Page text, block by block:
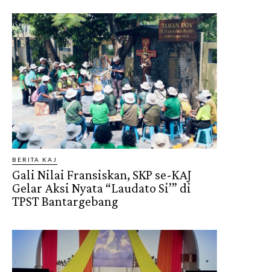
BERITA KAJ
Gali Nilai Fransiskan, SKP se-KAJ
Gelar Aksi Nyata “Laudato Si’” di
TPST Bantargebang